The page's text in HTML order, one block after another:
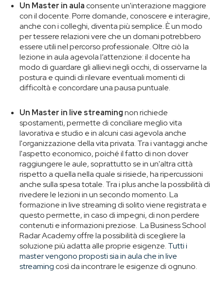
Un Master in aulaconsente un'interazione maggiore
con il docente. Porre domande, conoscere e interagire,
anche con i colleghi, diventa più semplice. È un modo
per tessere relazioni vere che un domani potrebbero
essere utili nel percorso professionale. Oltre ciò la
lezione in aula agevola l’attenzione: il docente ha
modo di guardare gli allievi negli occhi, di osservarne la
postura e quindi di rilevare eventuali momenti di
difficoltà e concordare una pausa puntuale.
Un Master in live streamingnon richiede
spostamenti, permette di conciliare meglio vita
lavorativa e studio e in alcuni casi agevola anche
l'organizzazione della vita privata. Tra i vantaggi anche
l'aspetto economico, poiché il fatto di non dover
raggiungere le aule, soprattutto se in un'altra città
rispetto a quella nella quale si risiede, ha ripercussioni
anche sulla spesa totale. Tra i plus anche la possibilità di
rivedere le lezioni in un secondo momento. La
formazione in live streaming di solito viene registrata e
questo permette, in caso di impegni, di non perdere
contenuti e informazioni preziose. La Business School
Radar Academy offre la possibilità di scegliere la
soluzione più adatta alle proprie esigenze. Tutti i
master vengono proposti sia in aula che in live
streamingcosì da incontrare le esigenze di ognuno.